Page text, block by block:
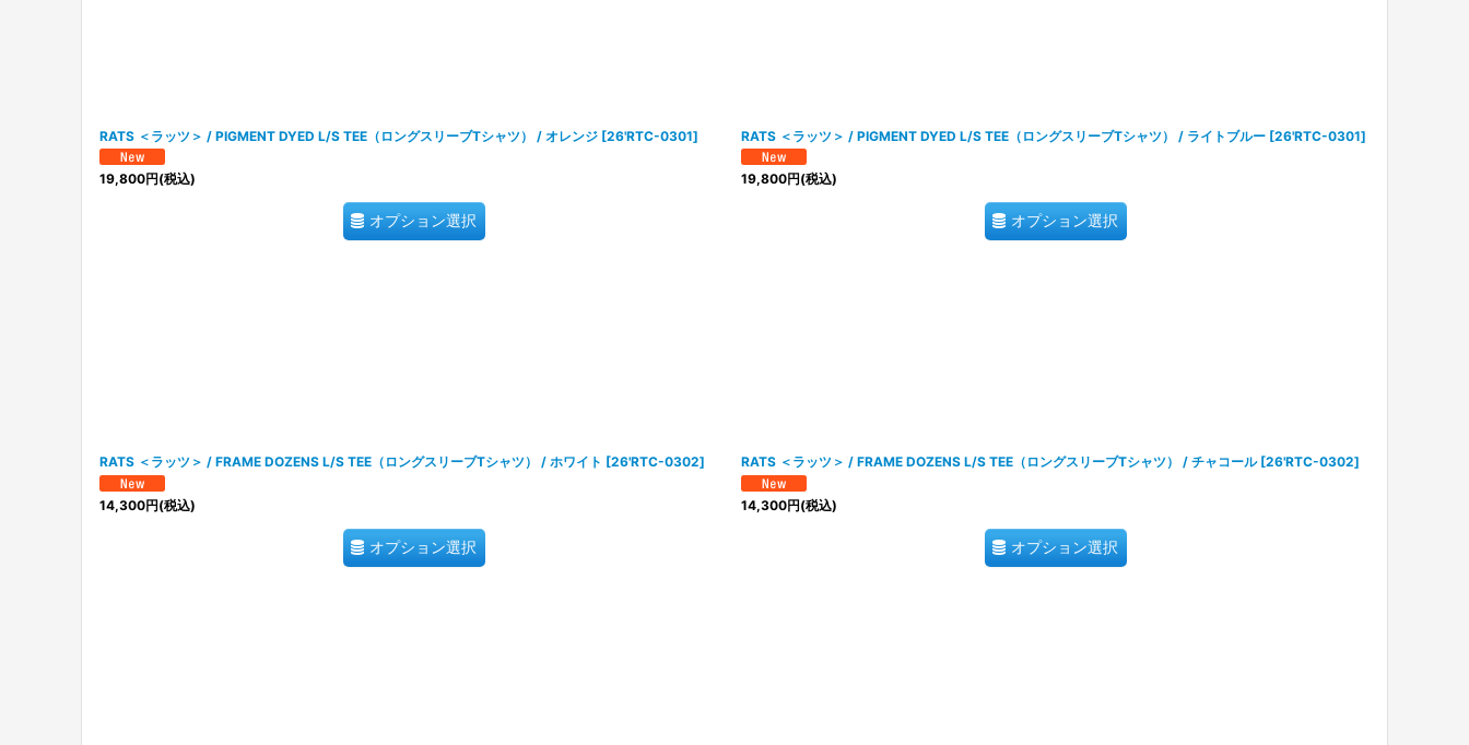
RATS ＜ラッツ＞ / PIGMENT DYED L/S TEE（ロングスリーブTシャツ） / オレンジ [26'RTC-0301]
19,800円(税込)
オプション選択
RATS ＜ラッツ＞ / PIGMENT DYED L/S TEE（ロングスリーブTシャツ） / ライトブルー [26'RTC-0301]
19,800円(税込)
オプション選択
RATS ＜ラッツ＞ / FRAME DOZENS L/S TEE（ロングスリーブTシャツ） / ホワイト [26'RTC-0302]
14,300円(税込)
オプション選択
RATS ＜ラッツ＞ / FRAME DOZENS L/S TEE（ロングスリーブTシャツ） / チャコール [26'RTC-0302]
14,300円(税込)
オプション選択